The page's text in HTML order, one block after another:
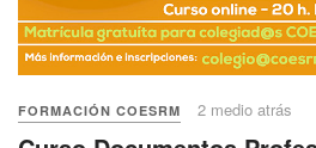
FORMACIÓN COESRM 2 medio atrás